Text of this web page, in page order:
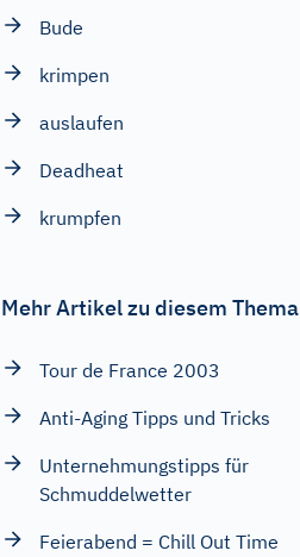
Bude
krimpen
auslaufen
Deadheat
krumpfen
Mehr Artikel zu diesem Thema
Tour de France 2003
Anti-Aging Tipps und Tricks
Unternehmungstipps für
Schmuddelwetter
Feierabend = Chill Out Time